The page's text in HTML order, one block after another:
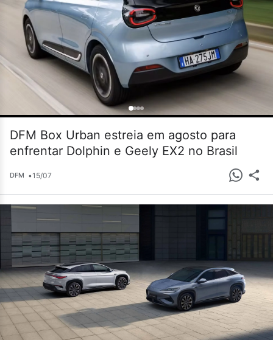
DFM Box Urban estreia em agosto para
enfrentar Dolphin e Geely EX2 no Brasil
DFM •15/07